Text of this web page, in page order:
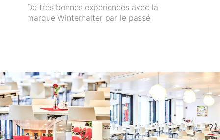
De très bonnes expériences avec la
marque Winterhalter par le passé